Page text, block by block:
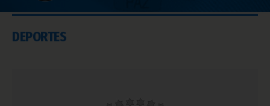
DEPORTES